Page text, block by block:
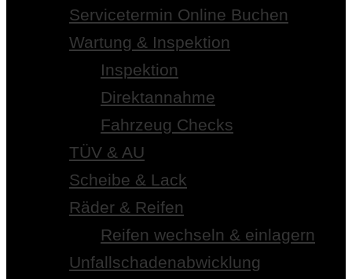
Servicetermin Online Buchen
Wartung & Inspektion
Inspektion
Direktannahme
Fahrzeug Checks
TÜV & AU
Scheibe & Lack
Räder & Reifen
Reifen wechseln & einlagern
Unfallschadenabwicklung